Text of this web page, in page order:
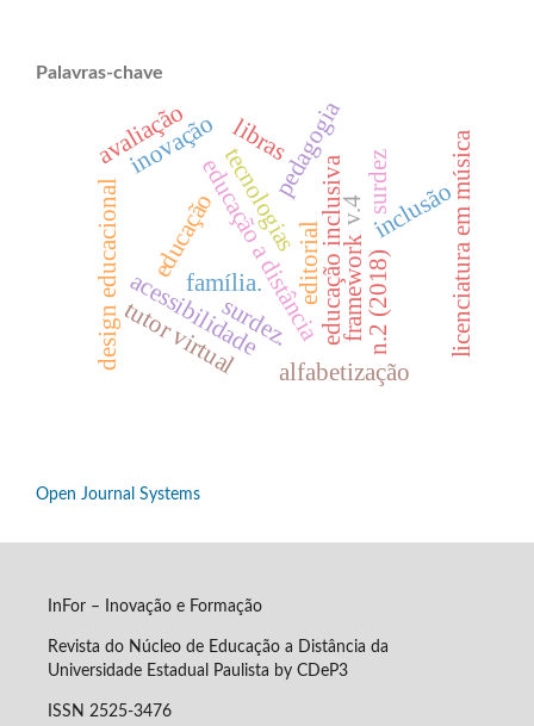
Palavras-chave
educaçãoeducação a distânciaeducação inclusiva
acessibilidade framework
design educacional tecnologias
inovação
avaliação pedagogia
editorial
v.4
n.2 (2018)
libras
família.
alfabetização
surdez.
inclusão
tutor virtual licenciatura em música
surdez
Open Journal Systems
InFor – Inovação e Formação
Revista do Núcleo de Educação a Distância da
Universidade Estadual Paulista by CDeP3
ISSN 2525-3476